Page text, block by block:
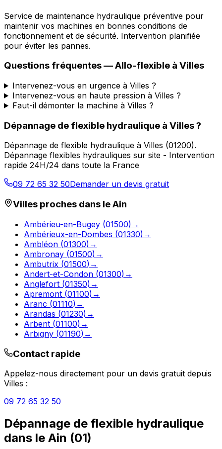
Service de maintenance hydraulique préventive pour
maintenir vos machines en bonnes conditions de
fonctionnement et de sécurité. Intervention planifiée
pour éviter les pannes.
Questions fréquentes —Allo-flexible à Villes
Intervenez-vous en urgence à Villes ?
Intervenez-vous en haute pression à Villes ?
Faut-il démonter la machine à Villes ?
Dépannage de flexible hydraulique à Villes?
Dépannage de flexible hydraulique à Villes (01200).
Dépannage flexibles hydrauliques sur site - Intervention
rapide 24H/24 dans toute la France
09 72 65 32 50Demander un devis gratuit
Villes proches dans leAin
Ambérieu-en-Bugey (01500) →
Ambérieux-en-Dombes (01330) →
Ambléon (01300) →
Ambronay (01500) →
Ambutrix (01500) →
Andert-et-Condon (01300) →
Anglefort (01350) →
Apremont (01100) →
Aranc (01110) →
Arandas (01230) →
Arbent (01100) →
Arbigny (01190) →
Contact rapide
Appelez-nous directement pour un devis gratuit depuis
Villes :
09 72 65 32 50
Dépannage de flexible hydraulique
dans le Ain (01)